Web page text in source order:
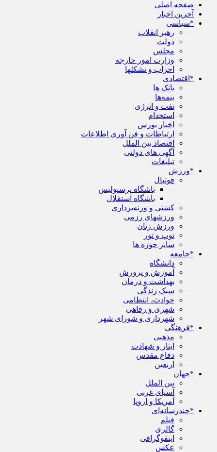
صفحه اصلی
آخرین اخبار
*سیاسی
رهبر انقلاب
دولت
مجلس
وزارت امور خارجه
احزاب و تشکلها
*اقتصادی
بانک ها
بیمه‌ها
نفت و انرژی
استخدام
اخبار بورس
ارتباطات و فن آوری اطلاعات
اقتصاد بین الملل
آگهی های دولتی
تبلیغات
*ورزش
فوتبال
باشگاه پرسپولیس
باشگاه استقلال
کشتی و وزنه‌برداری
ورزشهای رزمی
ورزش زنان
توپ و تور
سایر حوزه ها
*جامعه
دانشگاه
آموزش و پرورش
بهداشت و درمان
سبک زندگی
حوادث، انتظامی
شهری و رفاهی
شهرداری و شورای شهر
*فرهنگی
مذهبی
ایثار و شهادت
دفاع مقدس
اربعین
*جهان
بین الملل
آسیای غربی
آمریکا و اروپا
*چندرسانه‌ای
فیلم
گالری
اینفوگرافی
عکس